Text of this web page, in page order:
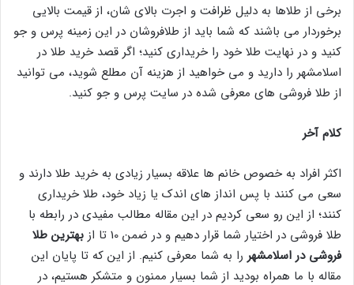
برخی از طلاها به دلیل ظرافت و اجرت بالای شان، از قیمت بالایی
برخوردار می باشند که شما باید از طلافروشان در این زمینه پرس و جو
کنید و در نهایت طلا خود را خریداری کنید؛ اگر قصد خرید طلا در
اسلامشهر را دارید و می خواهید از هزینه آن مطلع شوید، می توانید
از طلا فروشی های معرفی شده در سایت پرس و جو کنید.
کلام آخر
اکثر افراد به خصوص خانم ها علاقه بسیار زیادی به خرید طلا دارند و
سعی می کنند با پس انداز های اندک یا زیاد خود، طلا خریداری
کنند؛ از این رو سعی کردیم در این مقاله مطالب مفیدی در رابطه با
طلا فروشی در اختیار شما قرار دهیم و در ضمن 10 تا از
بهترین طلا
فروشی در اسلامشهر را به شما معرفی کنیم. از این که تا پایان این
مقاله با ما همراه بودید از شما بسیار ممنون و متشکر هستیم، در